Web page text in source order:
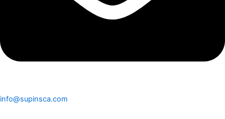
info@supinsca.com